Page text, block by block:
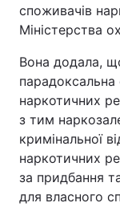
споживачів
Міністерства
Вона додала,
наркотичних
з тим
кримінальної
наркотичних
за придбання
для власного